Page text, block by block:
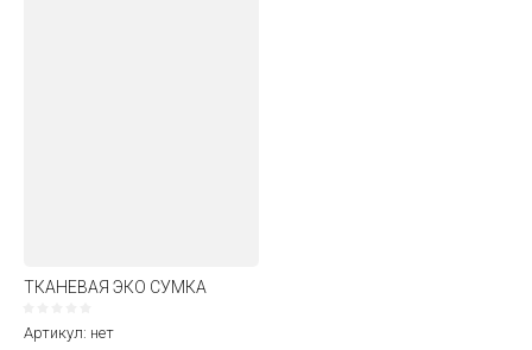
ТКАНЕВАЯ ЭКО СУМКА
Артикул: нет